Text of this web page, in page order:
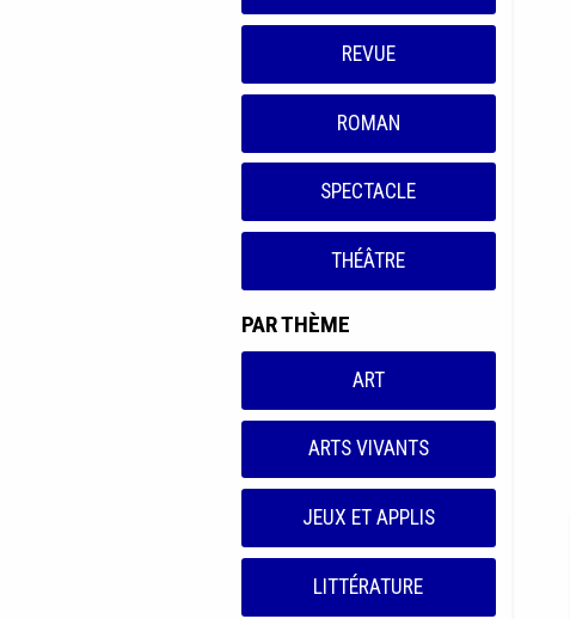
REVUE
ROMAN
SPECTACLE
THÉÂTRE
PAR THÈME
ART
ARTS VIVANTS
JEUX ET APPLIS
LITTÉRATURE